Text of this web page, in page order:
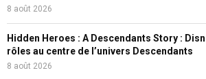
8 août 2026
Hidden Heroes : A Descendants Story :
rôles au centre de l’univers Descendants
8 août 2026